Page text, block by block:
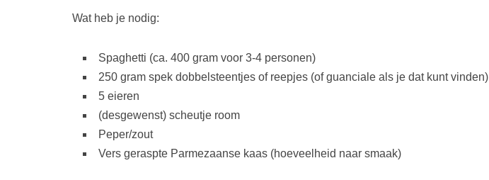
Wat heb je nodig:
Spaghetti (ca. 400 gram voor 3-4 personen)
250 gram spek dobbelsteentjes of reepjes (of guanciale als je dat kunt vinden)
5 eieren
(desgewenst) scheutje room
Peper/zout
Vers geraspte Parmezaanse kaas (hoeveelheid naar smaak)